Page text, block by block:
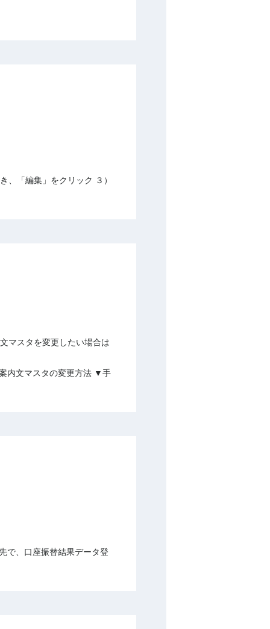
、「編集」をクリック ３）
マスタを変更したい場合は
内文マスタの変更方法 ▼手
で、口座振替結果データ登